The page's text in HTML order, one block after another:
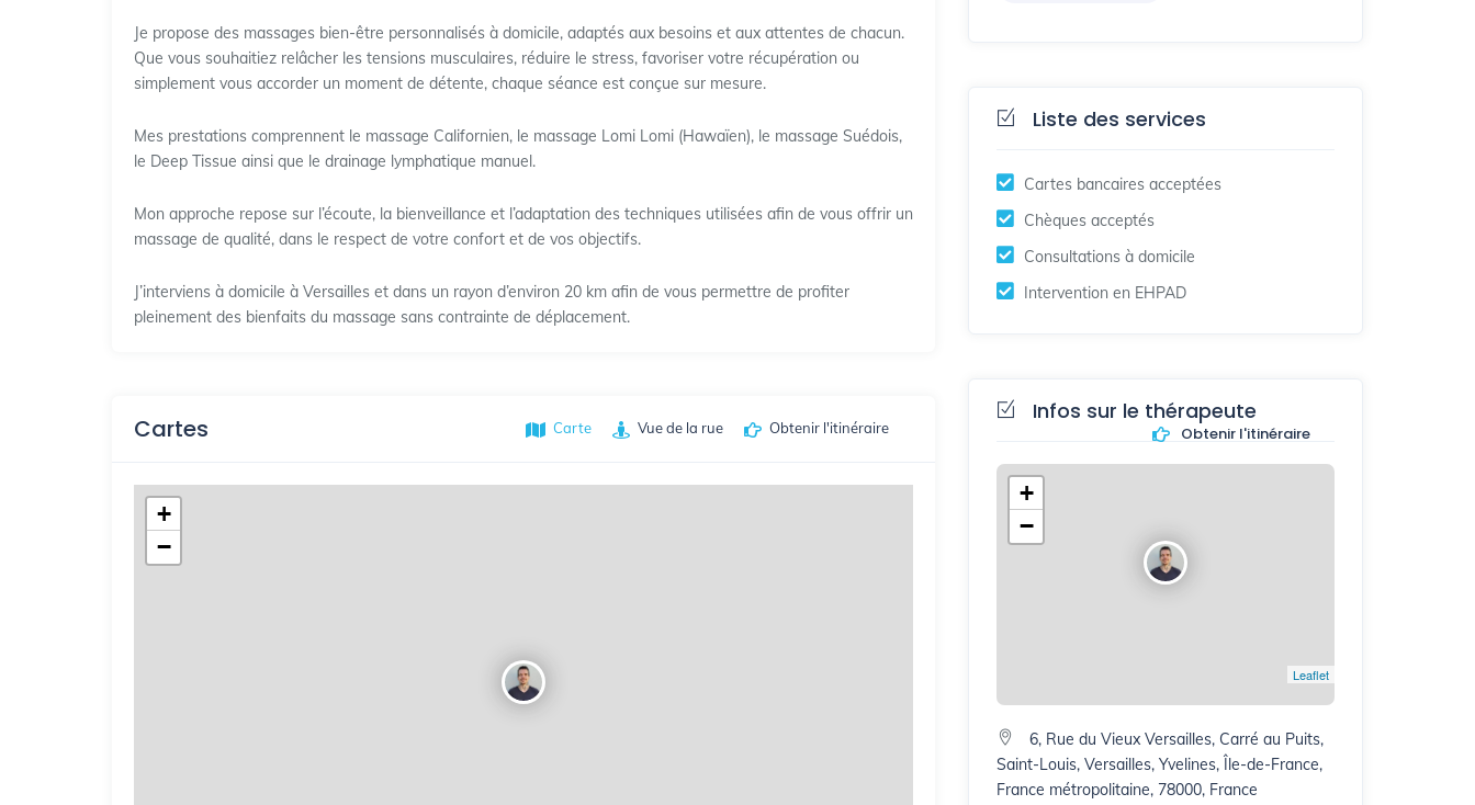
Je propose des massages bien-être personnalisés à domicile, adaptés aux besoins et aux attentes de chacun.
Que vous souhaitiez relâcher les tensions musculaires, réduire le stress, favoriser votre récupération ou
simplement vous accorder un moment de détente, chaque séance est conçue sur mesure.
Mes prestations comprennent le massage Californien, le massage Lomi Lomi (Hawaïen), le massage Suédois,
le Deep Tissue ainsi que le drainage lymphatique manuel.
Mon approche repose sur l’écoute, la bienveillance et l’adaptation des techniques utilisées afin de vous offrir un
massage de qualité, dans le respect de votre confort et de vos objectifs.
J’interviens à domicile à Versailles et dans un rayon d’environ 20 km afin de vous permettre de profiter
pleinement des bienfaits du massage sans contrainte de déplacement.
Cartes Carte Vue de la rue Obtenir l'itinéraire
+
−
Liste des services
Cartes bancaires acceptées
Chèques acceptés
Consultations à domicile
Intervention en EHPAD
Infos sur le thérapeute
Obtenir l'itinéraire
+
−
Leaflet
6, Rue du Vieux Versailles, Carré au Puits,
Saint-Louis, Versailles, Yvelines, Île-de-France,
France métropolitaine, 78000, France